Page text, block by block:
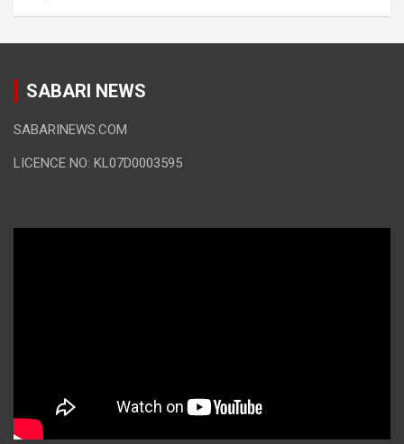
SABARI NEWS
SABARINEWS.COM
LICENCE NO: KL07D0003595